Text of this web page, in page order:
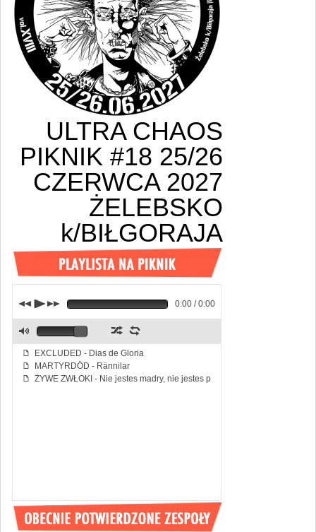
ULTRA CHAOS
PIKNIK #18 25/26
CZERWCA 2027
ŻELEBSKO
k/BIŁGORAJA
p
j k 0:00 / 0:00
f EXCLUDED - Dias de Gloria
f MARTYRDÖD - Rännilar
f ŻYWE ZWŁOKI - Nie jestes madry, nie jestes piekny
M z l